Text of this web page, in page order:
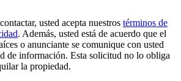
usted acepta nuestros términos de
. Además, usted está de acuerdo que el
o anunciante se comunique con usted
de información. Esta solicitud no lo obliga
la propiedad.